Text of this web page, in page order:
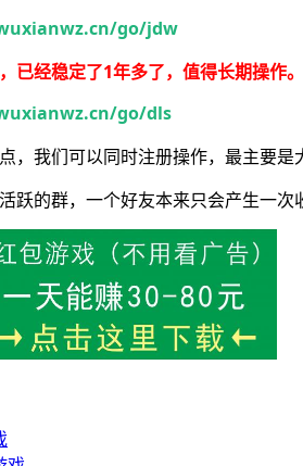
go/jdw
，已经稳定了1年多了，值得长期操作。
go/dls
，我们可以同时注册操作，最主要
跃的群，一个好友本来只会产生一次